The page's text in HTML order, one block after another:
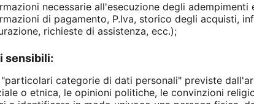
necessarie all'esecuzione degli
di pagamento, P.Iva, storico degli acquisti,
richieste di assistenza, ecc.);
sensibili:
categorie di dati personali" previste
o etnica, le opinioni politiche, le convinzioni